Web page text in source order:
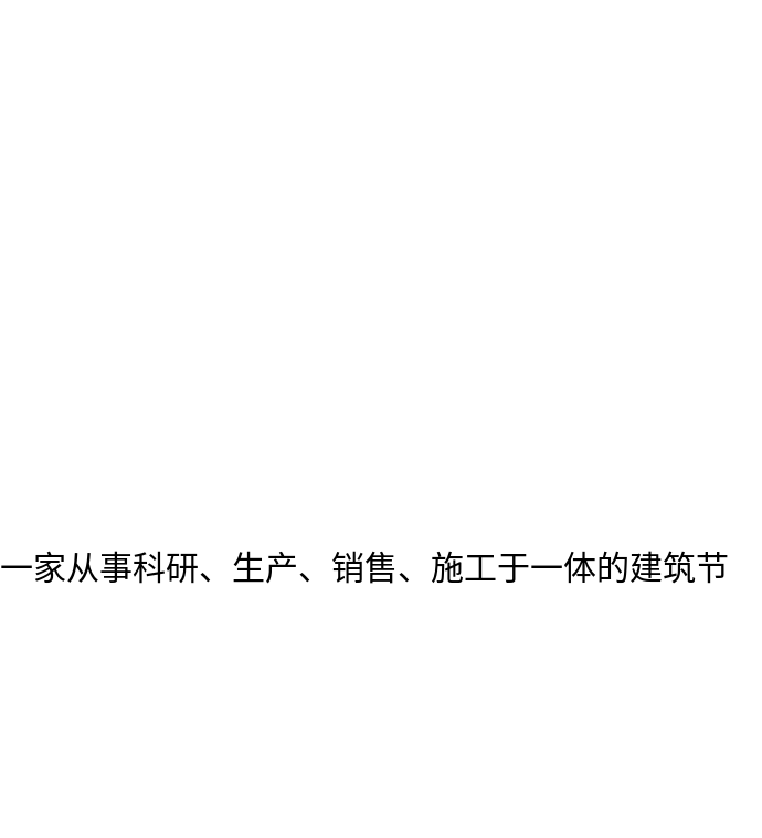
一家从事科研、生产、销售、施工于一体的建筑节